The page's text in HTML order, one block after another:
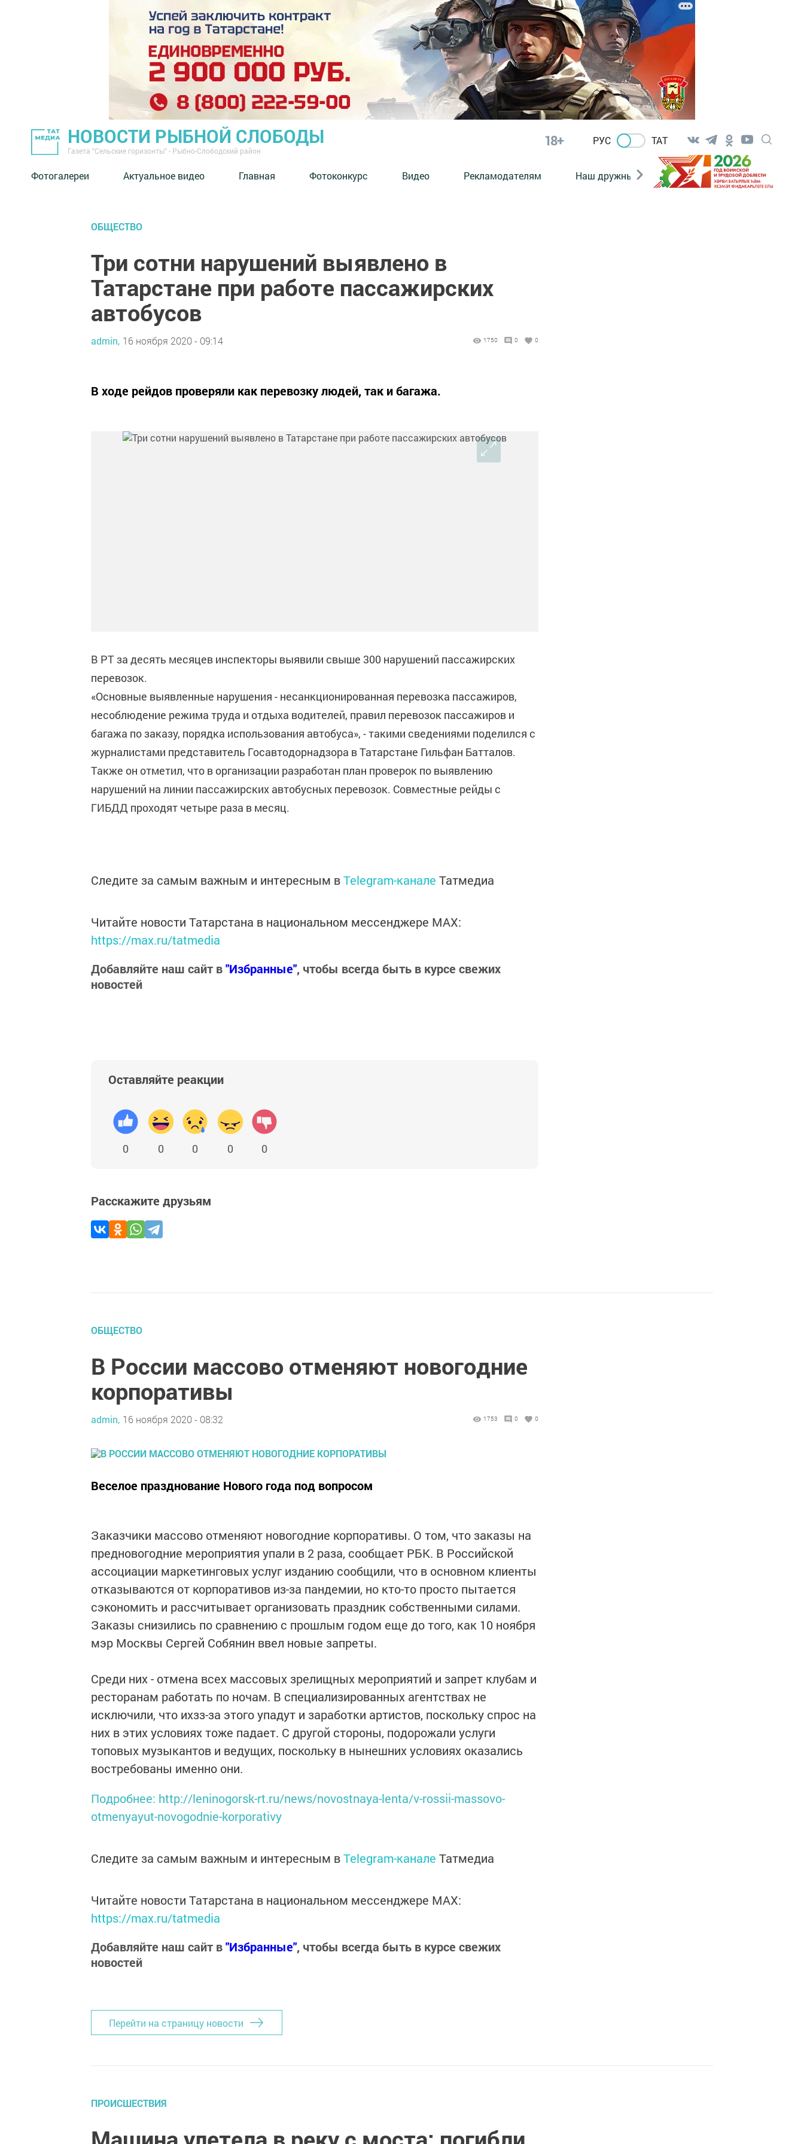
НОВОСТИ РЫБНОЙ СЛОБОДЫ
Газета "Сельские горизонты" - Рыбно-Слободский район
18+ РУС ТАТ
Фотогалереи Актуальное видео Главная Фотоконкурс Видео Рекламодателям Наш дружный коллектив Документы
ОБЩЕСТВО
Три сотни нарушений выявлено в
Татарстане при работе пассажирских
автобусов
admin, 16 ноября 2020 - 09:14 1750 0 0
В ходе рейдов проверяли как перевозку людей, так и багажа.
В РТ за десять месяцев инспекторы выявили свыше 300 нарушений пассажирских
перевозок.
«Основные выявленные нарушения - несанкционированная перевозка пассажиров,
несоблюдение режима труда и отдыха водителей, правил перевозок пассажиров и
багажа по заказу, порядка использования автобуса», - такими сведениями поделился с
журналистами представитель Госавтодорнадзора в Татарстане Гильфан Батталов.
Также он отметил, что в организации разработан план проверок по выявлению
нарушений на линии пассажирских автобусных перевозок. Совместные рейды с
ГИБДД проходят четыре раза в месяц.
Следите за самым важным и интересным вTelegram-канале Татмедиа
Читайте новости Татарстана в национальном мессенджере MАХ:
https://max.ru/tatmedia
Добавляйте наш сайт в"Избранные", чтобы всегда быть в курсе свежих
новостей
Оставляйте реакции
0 0 0 0 0
Расскажите друзьям
ОБЩЕСТВО
В России массово отменяют новогодние
корпоративы
admin, 16 ноября 2020 - 08:32 1753 0 0
Веселое празднование Нового года под вопросом
Заказчики массово отменяют новогодние корпоративы. О том, что заказы на
предновогодние мероприятия упали в 2 раза, сообщает РБК. В Российской
ассоциации маркетинговых услуг изданию сообщили, что в основном клиенты
отказываются от корпоративов из-за пандемии, но кто-то просто пытается
сэкономить и рассчитывает организовать праздник собственными силами.
Заказы снизились по сравнению с прошлым годом еще до того, как 10 ноября
мэр Москвы Сергей Собянин ввел новые запреты.
Среди них - отмена всех массовых зрелищных мероприятий и запрет клубам и
ресторанам работать по ночам. В специализированных агентствах не
исключили, что ихзз-за этого упадут и заработки артистов, поскольку спрос на
них в этих условиях тоже падает. С другой стороны, подорожали услуги
топовых музыкантов и ведущих, поскольку в нынешних условиях оказались
востребованы именно они.
Подробнее: http://leninogorsk-rt.ru/news/novostnaya-lenta/v-rossii-massovo-
otmenyayut-novogodnie-korporativy
Следите за самым важным и интересным вTelegram-канале Татмедиа
Читайте новости Татарстана в национальном мессенджере MАХ:
https://max.ru/tatmedia
Добавляйте наш сайт в"Избранные", чтобы всегда быть в курсе свежих
новостей
Перейти на страницу новости
ПРОИСШЕСТВИЯ